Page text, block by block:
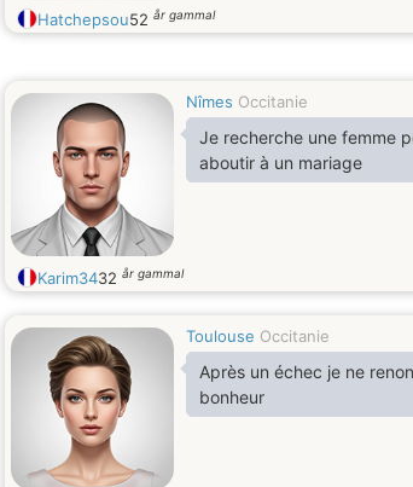
Hatchepsou52 år gammal
Nîmes Occitanie
Je recherche une femme
aboutir à un mariage
Karim3432 år gammal
Toulouse Occitanie
Après un échec je ne
bonheur